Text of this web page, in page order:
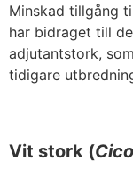
Minskad tillgång
har bidraget till
adjutantstork,
tidigare
Vit stork (